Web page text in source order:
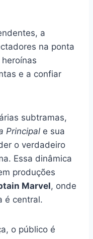
a
na ponta
e a confiar
subtramas,
Principal e sua
o verdadeiro
Essa dinâmica
produções
Marvel, onde
é central.
o público é